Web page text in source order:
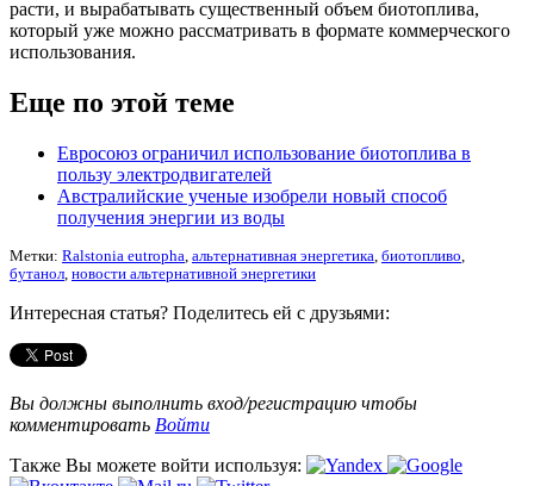
расти, и вырабатывать существенный объем биотоплива,
который уже можно рассматривать в формате коммерческого
использования.
Еще по этой теме
Евросоюз ограничил использование биотоплива в
пользу электродвигателей
Австралийские ученые изобрели новый способ
получения энергии из воды
Метки: Ralstonia eutropha альтернативная энергетика биотопливо
бутанол новости альтернативной энергетики
Интересная статья? Поделитесь ей с друзьями:
Вы должны выполнить вход/регистрацию чтобы
комментировать Войти
Также Вы можете войти используя: